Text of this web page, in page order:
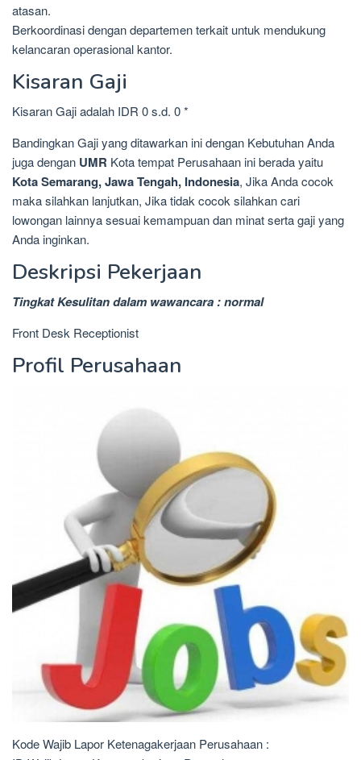
atasan.
Berkoordinasi dengan departemen terkait untuk mendukung
kelancaran operasional kantor.
Kisaran Gaji
Kisaran Gaji adalah IDR 0 s.d. 0 *
Bandingkan Gaji yang ditawarkan ini dengan Kebutuhan Anda
juga dengan UMR Kota tempat Perusahaan ini berada yaitu
Kota Semarang, Jawa Tengah, Indonesia, Jika Anda cocok
maka silahkan lanjutkan, Jika tidak cocok silahkan cari
lowongan lainnya sesuai kemampuan dan minat serta gaji yang
Anda inginkan.
Deskripsi Pekerjaan
Tingkat Kesulitan dalam wawancara : normal
Front Desk Receptionist
Profil Perusahaan
Kode Wajib Lapor Ketenagakerjaan Perusahaan :